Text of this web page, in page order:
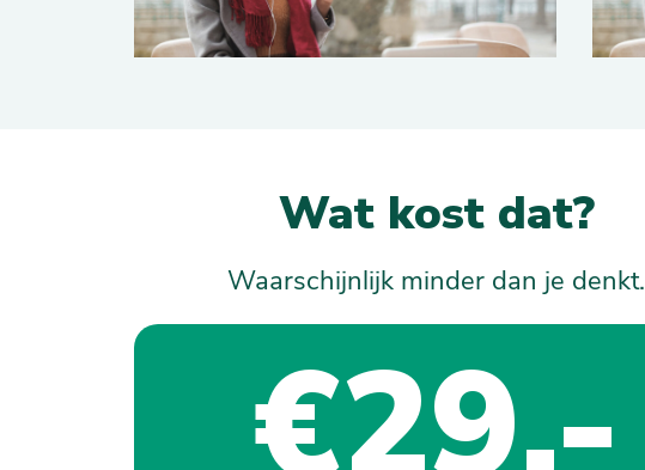
Wat kost dat?
Waarschijnlijk minder dan je denkt.
€29,-